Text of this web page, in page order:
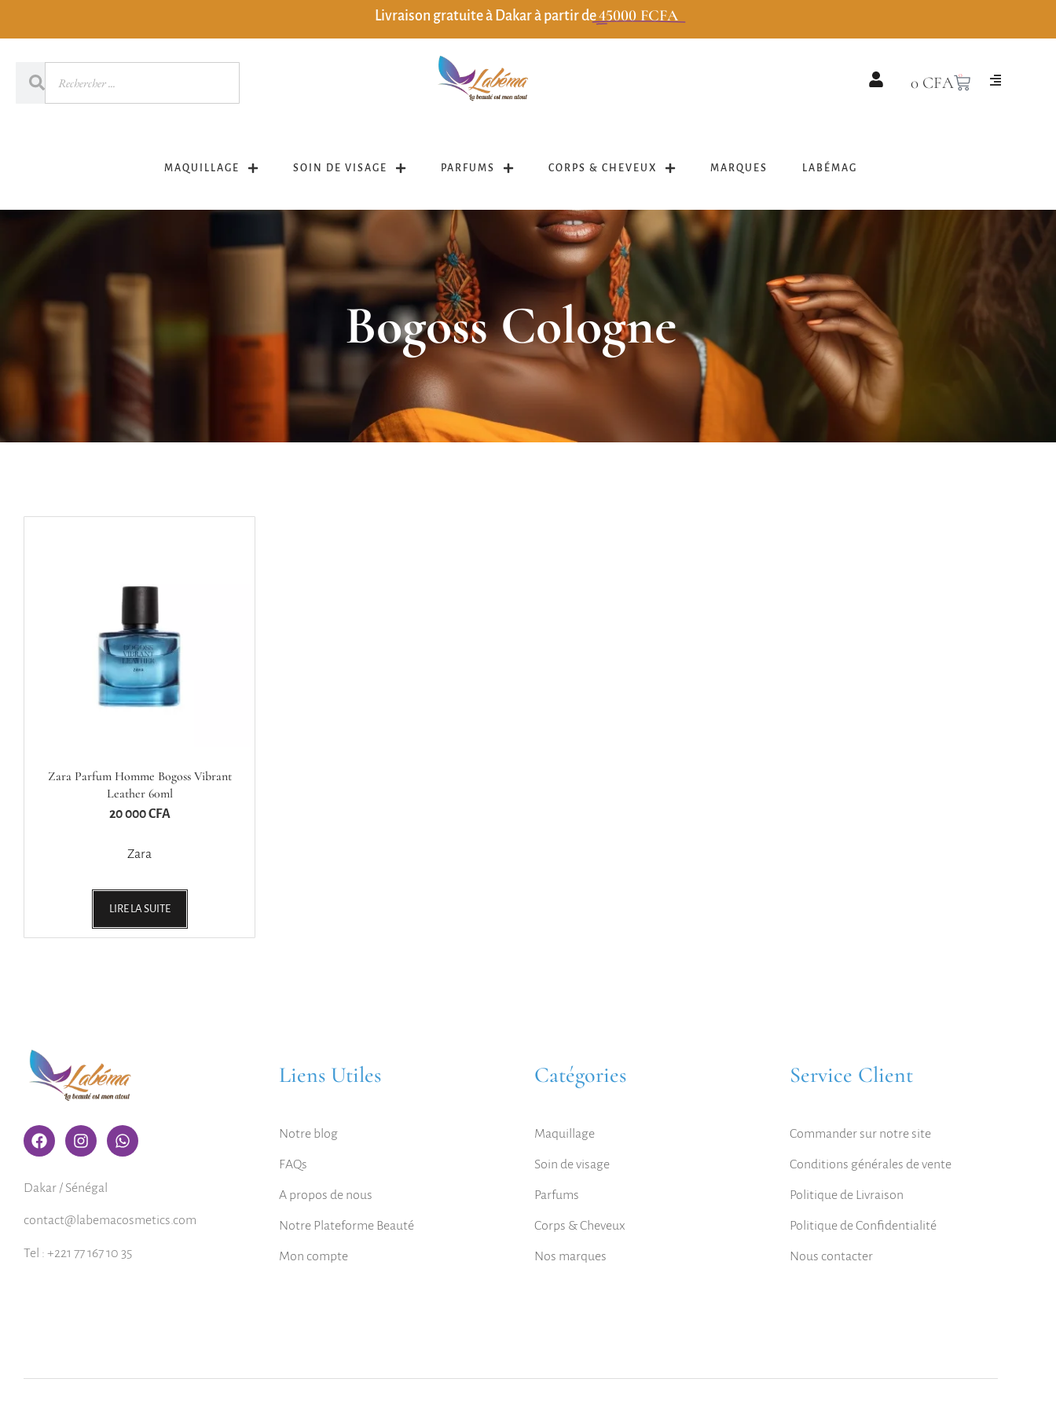
Livraison gratuite à Dakar à partir de45000 FCFA
0 CFA 0
MAQUILLAGE SOIN DE VISAGE PARFUMS CORPS & CHEVEUX MARQUES LABÉMAG
Bogoss Cologne
Zara Parfum Homme Bogoss Vibrant
Leather 60ml
20 000CFA
Zara
LIRE LA SUITE
Dakar / Sénégal
contact@labemacosmetics.com
Tel : +221 77 167 10 35
Liens Utiles
Notre blog
FAQs
A propos de nous
Notre Plateforme Beauté
Mon compte
Catégories
Maquillage
Soin de visage
Parfums
Corps & Cheveux
Nos marques
Service Client
Commander sur notre site
Conditions générales de vente
Politique de Livraison
Politique de Confidentialité
Nous contacter